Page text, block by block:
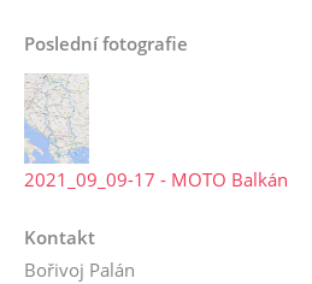
Poslední fotografie
2021_09_09-17 - MOTO Balkán
Kontakt
Bořivoj Palán